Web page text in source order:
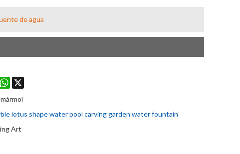
de agua
MastodonWhatsApp
lotus shape water pool carving garden water fountain
Art